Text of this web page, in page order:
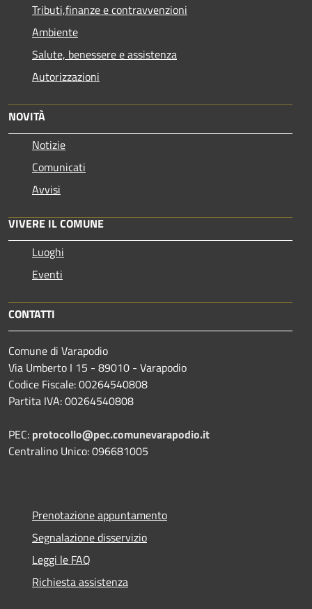
Tributi,finanze e contravvenzioni
Ambiente
Salute, benessere e assistenza
Autorizzazioni
NOVITÀ
Notizie
Comunicati
Avvisi
VIVERE IL COMUNE
Luoghi
Eventi
CONTATTI
Comune di Varapodio
Via Umberto I 15 - 89010 - Varapodio
Codice Fiscale: 00264540808
Partita IVA: 00264540808
PEC: protocollo@pec.comunevarapodio.it
Centralino Unico: 096681005
Prenotazione appuntamento
Segnalazione disservizio
Leggi le FAQ
Richiesta assistenza